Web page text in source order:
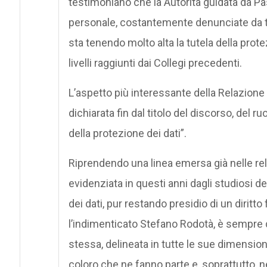
personale, costantemente denunciate da
sta tenendo molto alta la tutela della
livelli raggiunti dai Collegi precedenti.
L’aspetto più interessante della
dichiarata fin dal titolo del discorso, del
della protezione dei dati”.
Riprendendo una linea emersa già nelle
evidenziata in questi anni dagli studiosi
dei dati, pur restando presidio di un
l’indimenticato Stefano Rodotà, è
stessa, delineata in tutte le sue
coloro che ne fanno parte e, soprattutto,